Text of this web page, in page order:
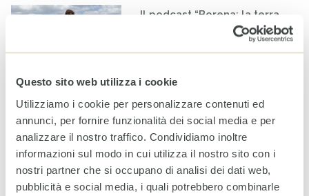
Questo sito web utilizza i cookie
Utilizziamo i cookie per personalizzare contenuti ed
annunci, per fornire funzionalità dei social media e per
analizzare il nostro traffico. Condividiamo inoltre
informazioni sul modo in cui utilizza il nostro sito con i
nostri partner che si occupano di analisi dei dati web,
pubblicità e social media, i quali potrebbero combinarle
Il podcast “Borena: la terra
senza pioggia” trionfa al
“Premio Fandango Podcast”
18 MAGGIO 2026
CESVI, una finestra sul
mondo: tre incontri per
approfondire crisi
grandi emergenze
umanitarie
17 APRILE 2026